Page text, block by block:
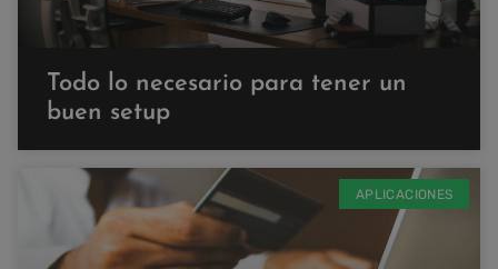
Todo lo necesario para tener un
buen setup
APLICACIONES